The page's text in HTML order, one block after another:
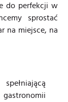
do perfekcji w
sprostać
na miejsce, na